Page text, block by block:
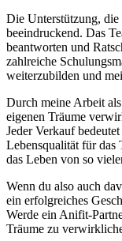
Die Unterstützung,
beeindruckend. Das
​beantworten und
‌zahlreiche
weiterzubilden und
Durch meine Arbeit
‌eigenen Träume
Jeder Verkauf
Lebensqualität für das
⁢das ⁢Leben​ von so
Wenn‌ du also auch
ein ‌erfolgreiches
Werde ein Anifit-
Träume zu